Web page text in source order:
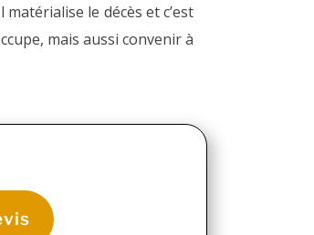
le décès et c’est
mais aussi convenir à